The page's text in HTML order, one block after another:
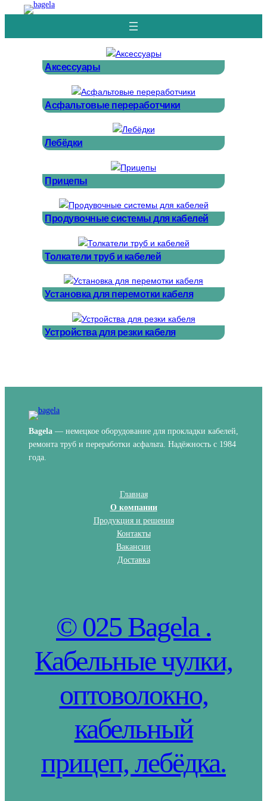
Перейти
содержимому
Аксессуары
Асфальтовые переработчики
Лебёдки
Прицепы
Продувочные системы для кабелей
Толкатели труб и кабелей
Установка для перемотки кабеля
Устройства для резки кабеля
Bagela — немецкое оборудование для прокладки кабелей,
ремонта труб и переработки асфальта. Надёжность с 1984
года.
Главная
О компании
Продукция и решения
Контакты
Вакансии
Доставка
© 025 Bagela .
Кабельные чулки,
оптоволокно,
кабельный
прицеп, лебёдка.